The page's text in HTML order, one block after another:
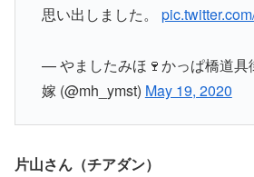
思い出しました。
— やましたみほ🍷かっぱ橋道具
嫁 (@mh_ymst) May 19, 2020
片山さん（チアダン）